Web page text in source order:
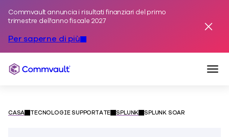
Commvault annuncia i risultati finanziari del primo
trimestre dell'anno fiscale 2027
Per saperne di più
Commvault
CASA TECNOLOGIE SUPPORTATE SPLUNK SPLUNK SOAR